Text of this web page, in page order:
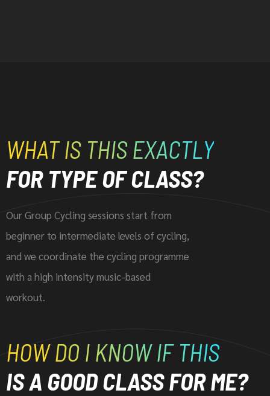
WHAT IS THIS EXACTLY
FOR TYPE OF CLASS?
Our Group Cycling sessions start from
beginner to intermediate levels of cycling,
and we coordinate the cycling programme
with a high intensity music-based
workout.
HOW DO I KNOW IF THIS
IS A GOOD CLASS FOR ME?